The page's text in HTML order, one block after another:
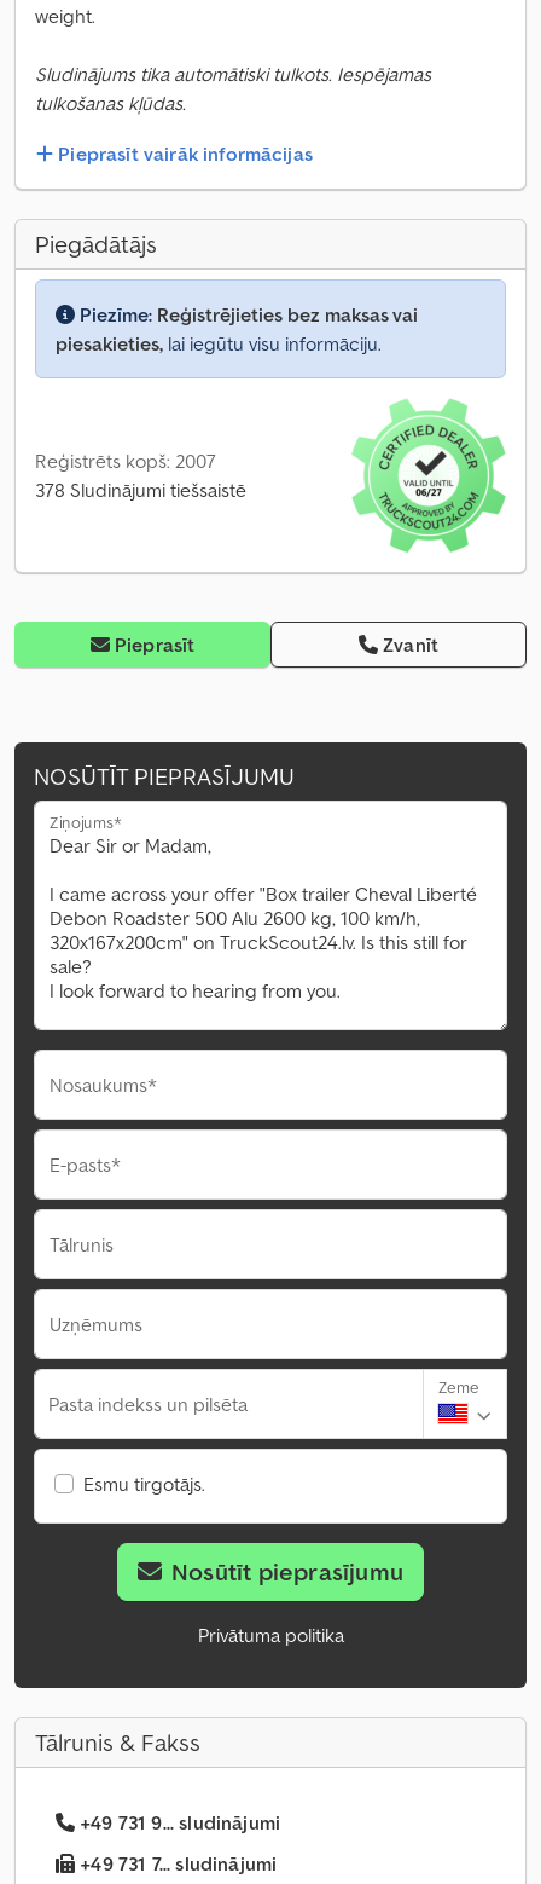
weight.
Sludinājums tika automātiski tulkots. Iespējamas
tulkošanas kļūdas.
Pieprasīt vairāk informācijas
Piegādātājs
Piezīme: Reģistrējieties bez maksas vai
piesakieties, lai iegūtu visu informāciju.
Reģistrēts kopš: 2007
378 Sludinājumi tiešsaistē
Pieprasīt Zvanīt
NOSŪTĪT PIEPRASĪJUMU
Ziņojums*
Nosaukums*
E-pasts*
Tālrunis
Uzņēmums
Pasta indekss un pilsēta
Zeme
Esmu tirgotājs.
Nosūtīt pieprasījumu
Privātuma politika
Tālrunis & Fakss
+49 731 9... sludinājumi
+49 731 7... sludinājumi